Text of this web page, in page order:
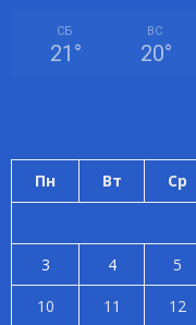
СБ
21 °
ВС
20°
Пн Вт Ср
3
4 5
10
11 12